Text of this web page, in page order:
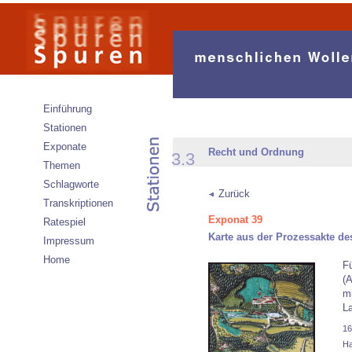
Einführung
Stationen
Exponate
Themen
Schlagworte
Transkriptionen
Ratespiel
Impressum
Home
3.3 Recht und Ordnung
Zurück
Exponat 39
Karte aus der Prozessakte